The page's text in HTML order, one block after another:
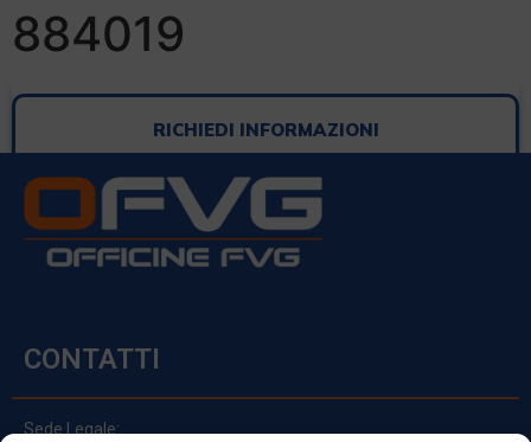
884019
RICHIEDI INFORMAZIONI
CONTATTI
Sede Legale: